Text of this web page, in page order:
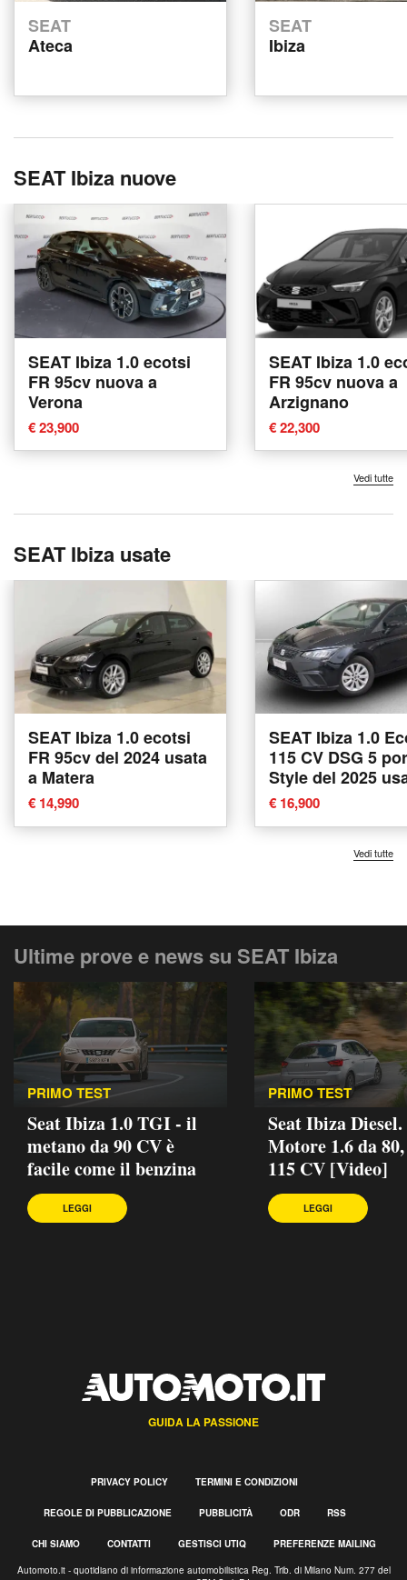
SEAT
Ateca
SEAT
Ibiza
SEAT Ibiza nuove
SEAT Ibiza 1.0 ecotsi
FR 95cv nuova a
Verona
€ 23,900
SEAT Ibiza 1.0
FR 95cv nuova a
Arzignano
€ 22,300
Vedi tutte
SEAT Ibiza usate
SEAT Ibiza 1.0 ecotsi
FR 95cv del 2024 usata
a Matera
€ 14,990
SEAT Ibiza 1.0
115 CV DSG 5
Style del 2025
Piove di Sacco
€ 16,900
Vedi tutte
Ultime prove e news su SEAT Ibiza
PRIMO TEST
Seat Ibiza 1.0 TGI - il
metano da 90 CV è
facile come il benzina
LEGGI
PRIMO TEST
Seat Ibiza Diesel.
Motore 1.6 da
115 CV [Video]
LEGGI
GUIDA LA PASSIONE
PRIVACY POLICY TERMINI E CONDIZIONI
REGOLE DI PUBBLICAZIONE PUBBLICITÀ ODR RSS
CHI SIAMO CONTATTI GESTISCI UTIQ PREFERENZE MAILING
Automoto.it - quotidiano di informazione automobilistica Reg. Trib. di Milano Num. 277 del